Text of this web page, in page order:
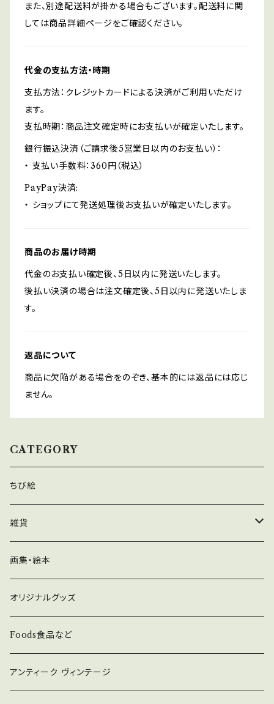
また、別途配送料が掛かる場合もございます。配送料に関
しては商品詳細ページをご確認ください。
代金の支払方法・時期
支払方法：クレジットカードによる決済がご利用いただけ
ます。
支払時期：商品注文確定時にお支払いが確定いたします。
銀行振込決済（ご請求後5営業日以内のお支払い）：
・ 支払い手数料：360円（税込）
PayPay決済:
・ ショップにて発送処理後お支払いが確定いたします。
商品のお届け時期
代金のお支払い確定後、5日以内に発送いたします。
後払い決済の場合は注文確定後、5日以内に発送いたしま
す。
返品について
商品に欠陥がある場合をのぞき、基本的には返品には応じ
ません。
CATEGORY
ちび絵
雑貨
ガラス、陶器
ヨーロッパの石鹸、キャンドル
グッズ
画集・絵本
オリジナルグッズ
Foods食品など
アンティーク ヴィンテージ